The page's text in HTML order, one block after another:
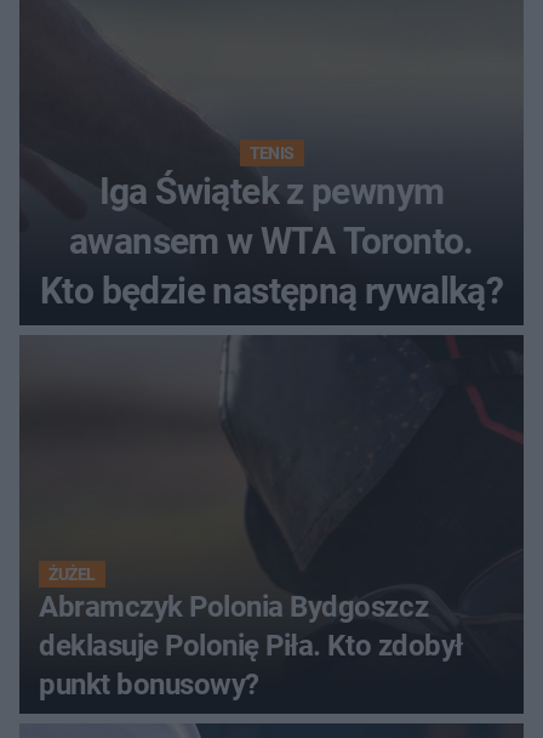
TENIS
Iga Świątek z pewnym
awansem w WTA Toronto.
Kto będzie następną rywalką?
ŻUŻEL
Abramczyk Polonia Bydgoszcz
deklasuje Polonię Piła. Kto zdobył
punkt bonusowy?